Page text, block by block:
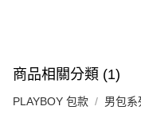
商品相關分類 (1)
PLAYBOY 包款 男包系